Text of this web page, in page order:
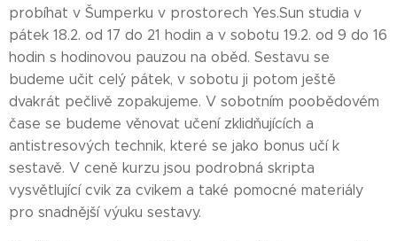
probíhat v Šumperku v prostorech Yes.Sun studia v
pátek 18.2. od 17 do 21 hodin a v sobotu 19.2. od 9 do 16
hodin s hodinovou pauzou na oběd. Sestavu se
budeme učit celý pátek, v sobotu ji potom ještě
dvakrát pečlivě zopakujeme. V sobotním poobědovém
čase se budeme věnovat učení zklidňujících a
antistresových technik, které se jako bonus učí k
sestavě. V ceně kurzu jsou podrobná skripta
vysvětlující cvik za cvikem a také pomocné materiály
pro snadnější výuku sestavy.